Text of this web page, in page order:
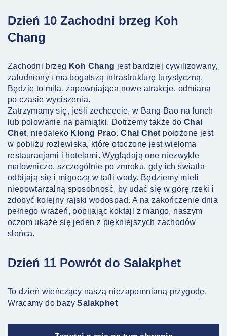
Dzień 10 Zachodni brzeg Koh
Chang
Zachodni brzeg Koh Chang jest bardziej cywilizowany,
zaludniony i ma bogatszą infrastrukturę turystyczną.
Będzie to miła, zapewniająca nowe atrakcje, odmiana
po czasie wyciszenia.
Zatrzymamy się, jeśli zechcecie, w Bang Bao na lunch
lub polowanie na pamiątki. Dotrzemy także do Chai
Chet, niedaleko Klong Prao. Chai Chet położone jest
w pobliżu rozlewiska, które otoczone jest wieloma
restauracjami i hotelami. Wyglądają one niezwykle
malowniczo, szczególnie po zmroku, gdy ich światła
odbijają się i migoczą w tafli wody. Będziemy mieli
niepowtarzalną sposobność, by udać się w górę rzeki i
zdobyć kolejny rajski wodospad. A na zakończenie dnia
pełnego wrażeń, popijając koktajl z mango, naszym
oczom ukaże się jeden z piękniejszych zachodów
słońca.
Dzień 11 Powrót do Salakphet
To dzień wieńczący naszą niezapomnianą przygodę.
Wracamy do bazySalakphet